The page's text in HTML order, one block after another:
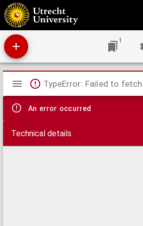
Relatio historica Deß, so sich nach dem Abschied der
wegen Niderlendischer Pacification gehalten, Erstlich
Ach: Volgents aber auch, vmb das Hochürdig Ertzstifft
vnd zugetragen hat. Ordenlich von anfang continuirt,
Septemb.1583
1
Mirador
viewer
TypeError: Failed to fetch
An error occurred
Technical details